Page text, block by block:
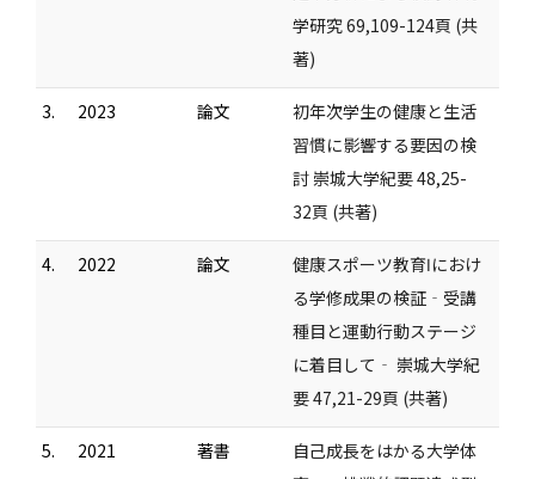
学研究 69,109-124頁 (共
著)
3. 2023 論文
初年次学生の健康と生活
習慣に影響する要因の検
討 崇城大学紀要 48,25-
32頁 (共著)
4. 2022 論文
健康スポーツ教育Ⅰにおけ
る学修成果の検証‐受講
種目と運動行動ステージ
に着目して‐ 崇城大学紀
要 47,21-29頁 (共著)
5. 2021 著書
自己成長をはかる大学体